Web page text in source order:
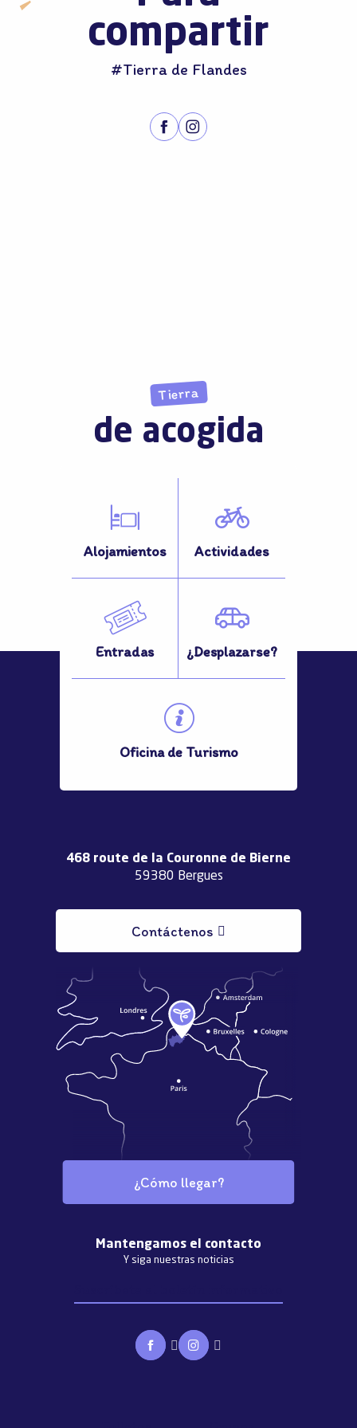
compartir
#Tierra de Flandes
Tierra
de acogida
Alojamientos Actividades
Entradas ¿Desplazarse?
Oficina de Turismo
468 route de la Couronne de Bierne
59380 Bergues
Contáctenos
¿Cómo llegar?
Mantengamos el contacto
Y siga nuestras noticias